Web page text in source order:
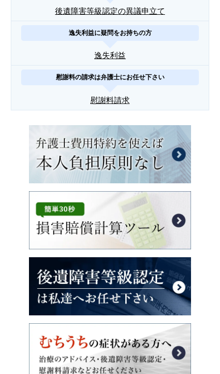
後遺障害等級認定の異議申立て
逸失利益に疑問をお持ちの方
逸失利益
慰謝料の請求は弁護士にお任せ下さい
慰謝料請求